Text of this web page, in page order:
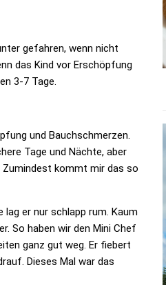
gefahren, wenn nicht
das Kind vor Erschöpfung
3-7 Tage.
und Bauchschmerzen.
Tage und Nächte, aber
Zumindest kommt mir das so
lag er nur schlapp rum. Kaum
So haben wir den Mini Chef
ganz gut weg. Er fiebert
Dieses Mal war das